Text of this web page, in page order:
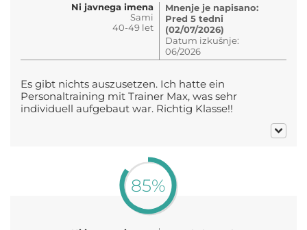
Ni javnega imena
Sami
40-49 let
Mnenje je napisano:
Pred 5 tedni
(02/07/2026)
Datum izkušnje:
06/2026
Es gibt nichts auszusetzen. Ich hatte ein
Personaltraining mit Trainer Max, was sehr
individuell aufgebaut war. Richtig Klasse!!
85%